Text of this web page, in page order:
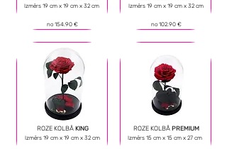
Izmērs 19 cm х 19 cm х 32 cm
no 154.90 €
ROZE KOLBĀ KING
Izmērs 19 cm х 19 cm х 32 cm
Izmērs 19 cm х 19 cm х 32 cm
no102.90 €
ROZE KOLBĀ PREMIUM
Izmērs 15 cm х 15 cm х 27 cm